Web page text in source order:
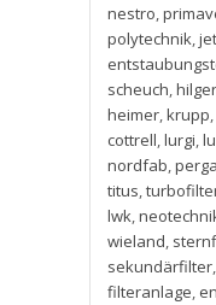
nestro,
polytechnik,
scheuch,
heimer,krupp,
cottrell,lurgi,
nordfab,
titus,
lwk,
wieland,
sekundärfilter,
filteranlage,